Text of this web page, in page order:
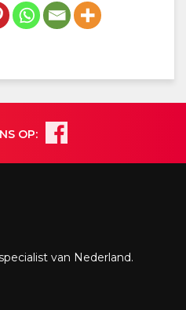
OP:
van Nederland.